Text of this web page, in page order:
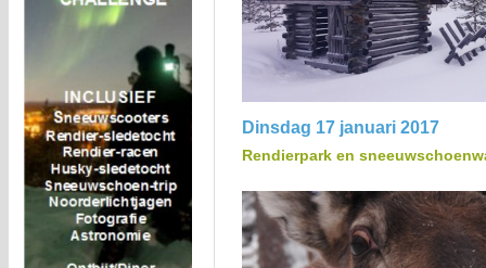
Dinsdag 17 januari 2017
Rendierpark en